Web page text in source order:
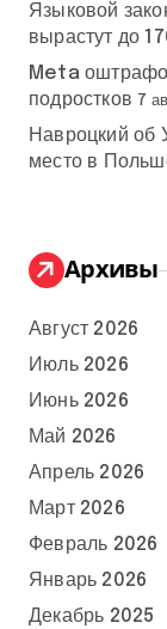
Языковой
вырастут до
Meta
подростков 7
Навроцкий об
место в
Архивы
Август 2026
Июль 2026
Июнь 2026
Май 2026
Апрель 2026
Март 2026
Февраль 2026
Январь 2026
Декабрь 2025